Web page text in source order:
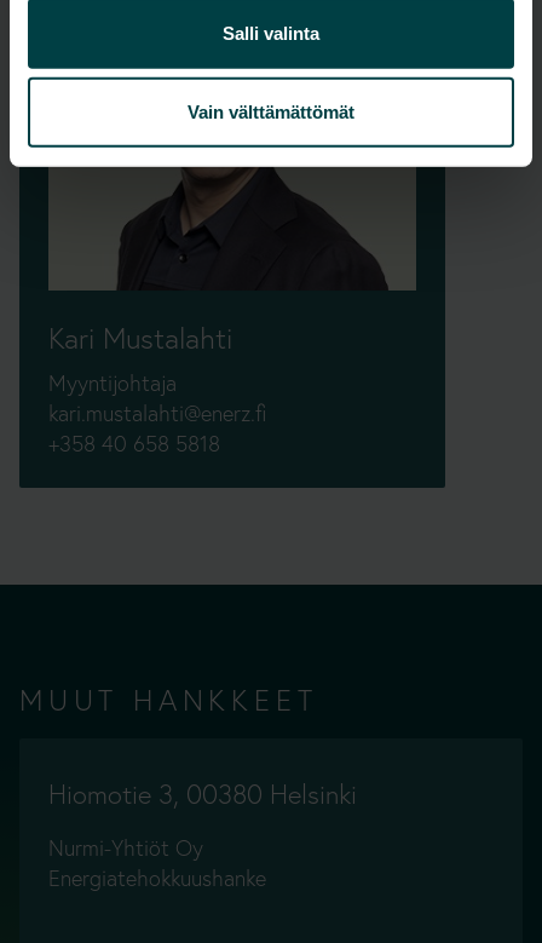
Salli valinta
Vain välttämättömät
Kari Mustalahti
Myyntijohtaja
kari.mustalahti@enerz.fi
+358 40 658 5818
MUUT HANKKEET
Hiomotie 3, 00380 Helsinki
Nurmi-Yhtiöt Oy
Energiatehokkuushanke